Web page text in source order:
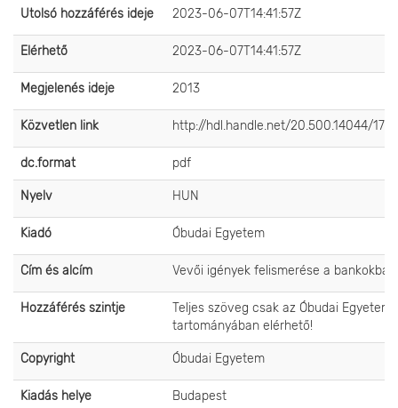
Utolsó hozzáférés ideje 2023-06-07T14:41:57Z
Elérhető 2023-06-07T14:41:57Z
Megjelenés ideje 2013
Közvetlen link http://hdl.handle.net/20.500.14044/
dc.format pdf
Nyelv HUN
Kiadó Óbudai Egyetem
Cím és alcím Vevői igények felismerése a bankokban
Hozzáférés szintje
Teljes szöveg csak az Óbudai Egyetem
tartományában elérhető!
Copyright Óbudai Egyetem
Kiadás helye Budapest